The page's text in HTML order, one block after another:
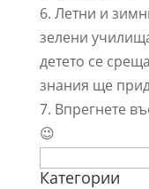
6. Летни и
зелени
детето се
знания ще
7. Впрегнете
😉
за:
Категории